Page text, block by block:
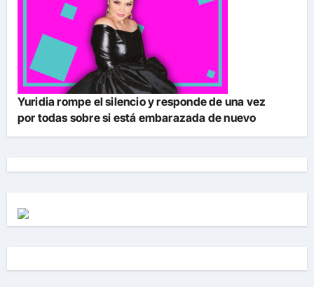
Yuridia rompe el silencio y responde de una vez
por todas sobre si está embarazada de nuevo